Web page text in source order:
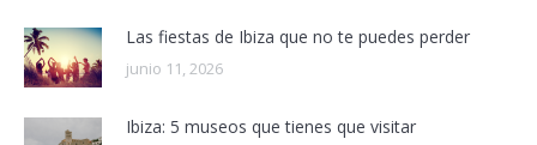
Las fiestas de Ibiza que no te puedes perder
junio 11, 2026
Ibiza: 5 museos que tienes que visitar